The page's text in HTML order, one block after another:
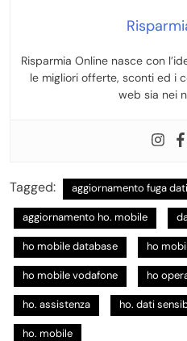
Risparmia Online nasce con
le migliori offerte, sconti ed i
web sia nei
Tagged: aggiornamento fuga
aggiornamento ho. mobile
ho mobile database ho
ho mobile vodafone ho
ho. assistenza ho. dati
ho. mobile